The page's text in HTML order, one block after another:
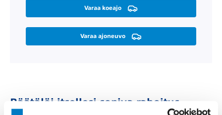
Varaa koeajo
Varaa ajoneuvo
Räätälöi itsellesi sopiva rahoitus